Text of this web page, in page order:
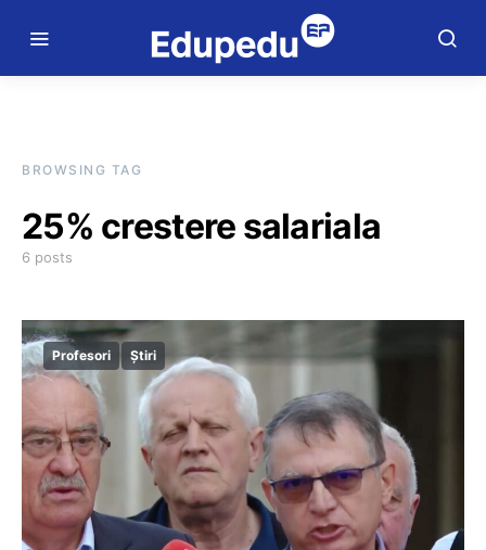
BROWSING TAG
25% crestere salariala
6 posts
Profesori Știri